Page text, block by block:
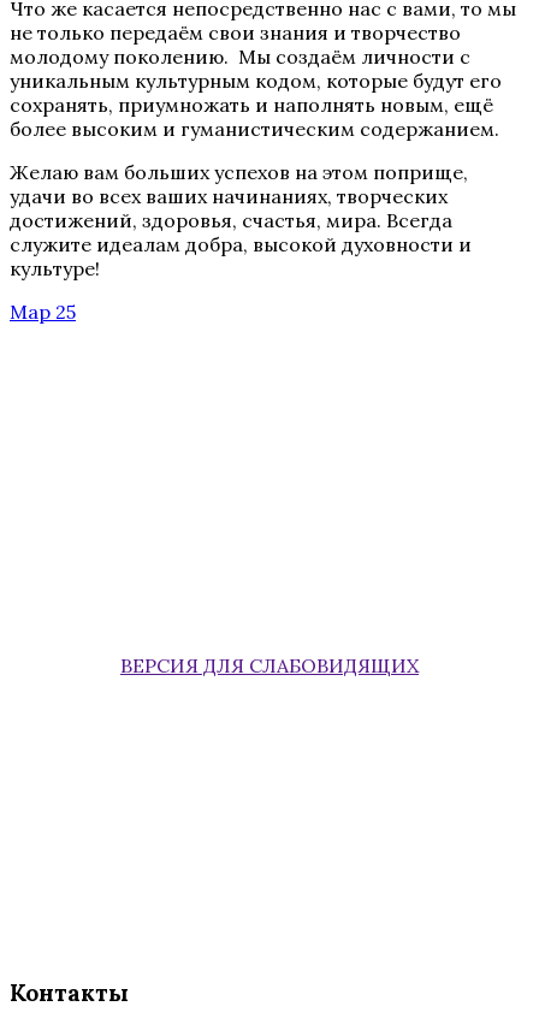
Что же касается непосредственно нас с вами, то мы
не только передаём свои знания и творчество
молодому поколению. Мы создаём личности с
уникальным культурным кодом, которые будут его
сохранять, приумножать и наполнять новым, ещё
более высоким и гуманистическим содержанием.
Желаю вам больших успехов на этом поприще,
удачи во всех ваших начинаниях, творческих
достижений, здоровья, счастья, мира. Всегда
служите идеалам добра, высокой духовности и
культуре!
Мар 25
ВЕРСИЯ ДЛЯ СЛАБОВИДЯЩИХ
Контакты